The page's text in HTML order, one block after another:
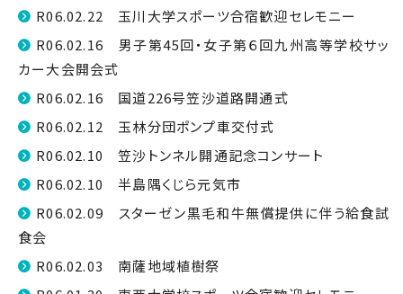
R06.02.22 玉川大学スポーツ合宿歓迎セレモニー
R06.02.16 男子第45回・女子第６回九州高等学校サッ
カー大会開会式
R06.02.16 国道226号笠沙道路開通式
R06.02.12 玉林分団ポンプ車交付式
R06.02.10 笠沙トンネル開通記念コンサート
R06.02.10 半島隅くじら元気市
R06.02.09 スターゼン黒毛和牛無償提供に伴う給食試
食会
R06.02.03 南薩地域植樹祭